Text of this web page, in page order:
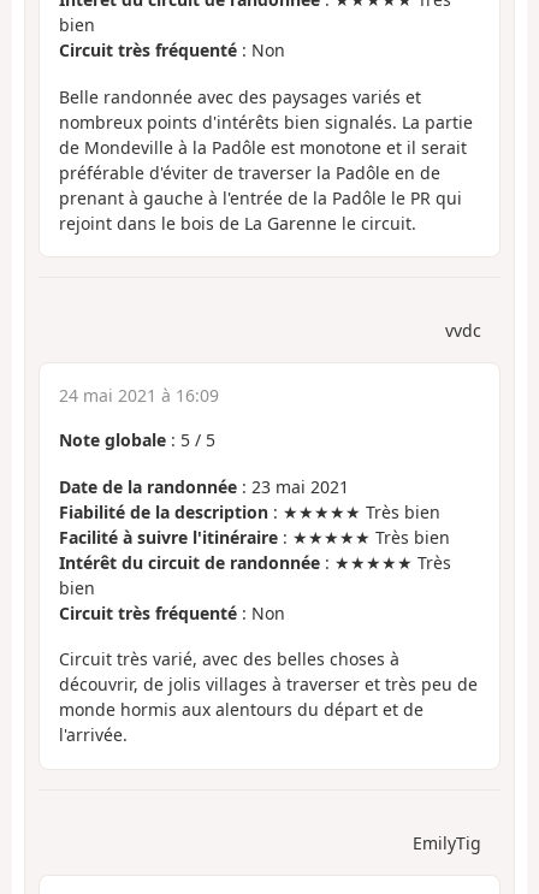
bien
Circuit très fréquenté : Non
Belle randonnée avec des paysages variés et
nombreux points d'intérêts bien signalés. La partie
de Mondeville à la Padôle est monotone et il serait
préférable d'éviter de traverser la Padôle en de
prenant à gauche à l'entrée de la Padôle le PR qui
rejoint dans le bois de La Garenne le circuit.
vvdc
24 mai 2021 à 16:09
Note globale : 5 / 5
Date de la randonnée : 23 mai 2021
Fiabilité de la description : ★★★★★ Très bien
Facilité à suivre l'itinéraire : ★★★★★ Très bien
Intérêt du circuit de randonnée : ★★★★★ Très
bien
Circuit très fréquenté : Non
Circuit très varié, avec des belles choses à
découvrir, de jolis villages à traverser et très peu de
monde hormis aux alentours du départ et de
l'arrivée.
EmilyTig